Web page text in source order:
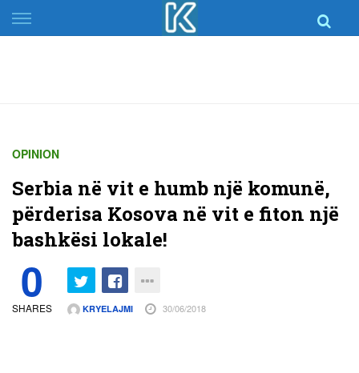
Skip
to
OPINION
Serbia në vit e humb një komunë,
përderisa Kosova në vit e fiton një
bashkësi lokale!
0
SHARES KRYELAJMI 30/06/2018